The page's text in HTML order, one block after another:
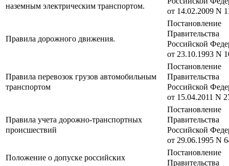
наземным электрическим транспортом.
от 14.02.2009 N
Правила дорожного движения.
Постановление
Правительства
Российской
от 23.10.1993 N
Правила перевозок грузов автомобильным
транспортом
Постановление
Правительства
Российской
от 15.04.2011 N
Правила учета дорожно-транспортных
происшествий
Постановление
Правительства
Российской
от 29.06.1995 N
Положение о допуске российских
Постановление
Правительства